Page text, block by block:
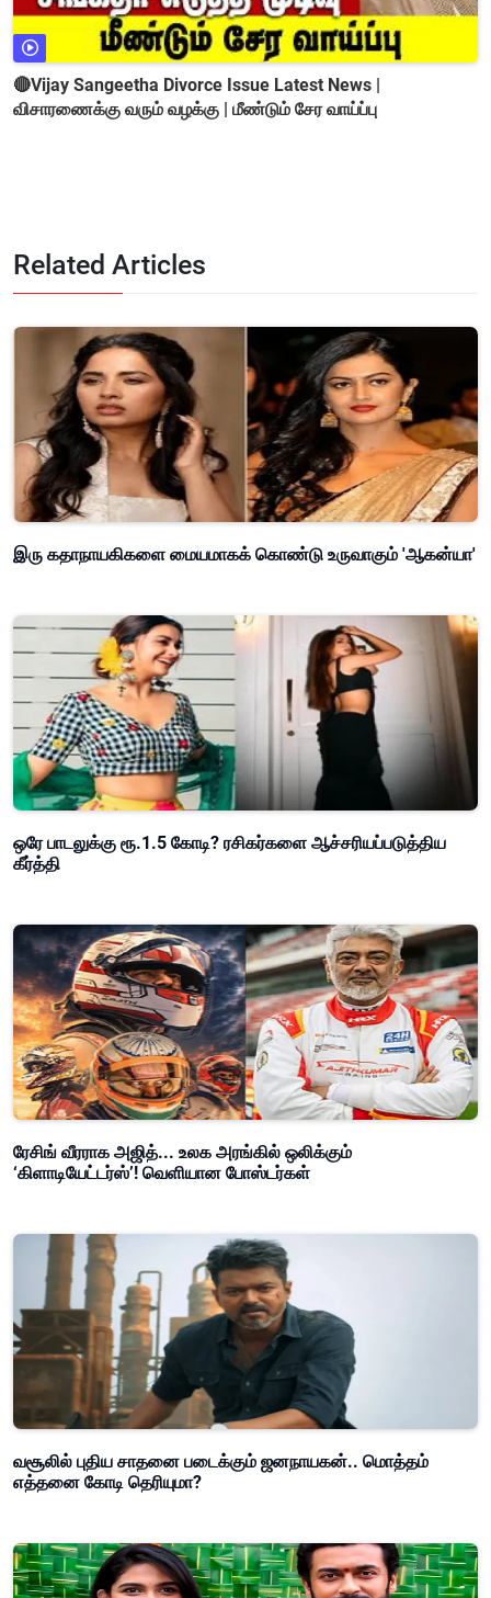
🔴Vijay Sangeetha Divorce Issue Latest News |
விசாரணைக்கு வரும் வழக்கு | மீண்டும் சேர வாய்ப்பு
Related Articles
இரு கதாநாயகிகளை மையமாகக் கொண்டு உருவாகும் 'ஆகன்யா'
ஒரே பாடலுக்கு ரூ.1.5 கோடி? ரசிகர்களை ஆச்சரியப்படுத்திய
கீர்த்தி
ரேசிங் வீரராக அஜித்... உலக அரங்கில் ஒலிக்கும்
‘கிளாடியேட்டர்ஸ்’! வெளியான போஸ்டர்கள்
வசூலில் புதிய சாதனை படைக்கும் ஜனநாயகன்.. மொத்தம்
எத்தனை கோடி தெரியுமா?